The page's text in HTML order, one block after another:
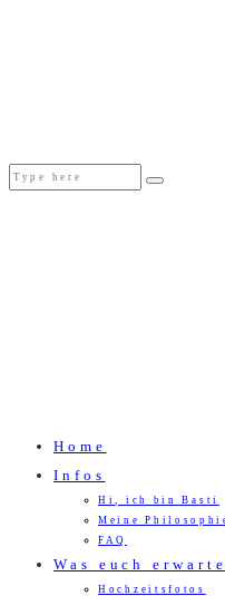
Home
Infos
Hi, ich bin Basti
Meine
FAQ
Was euch
Hochzeitsfotos